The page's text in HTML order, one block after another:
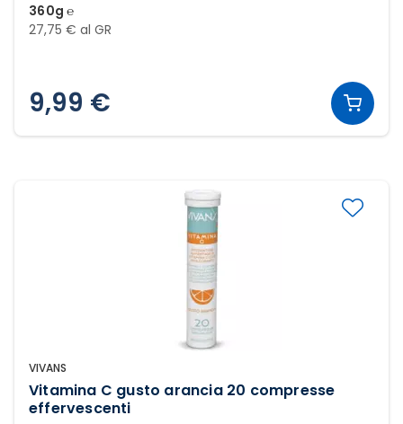
360g ℮
27,75 € al GR
9,99 €
VIVANS
Vitamina C gusto arancia 20 compresse
effervescenti